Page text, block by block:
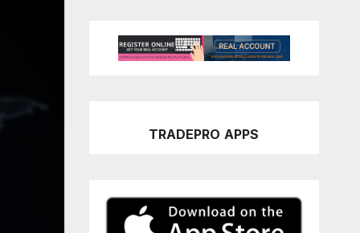
TRADEPRO APPS